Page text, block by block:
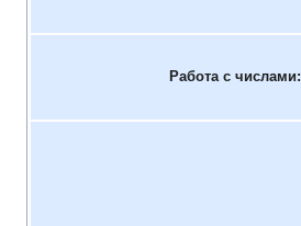
Работа с числами: